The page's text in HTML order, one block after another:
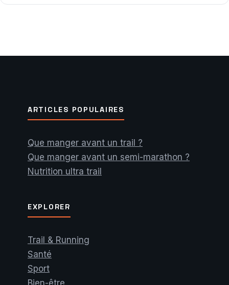
ARTICLES POPULAIRES
Que manger avant un trail ?
Que manger avant un semi-marathon ?
Nutrition ultra trail
EXPLORER
Trail & Running
Santé
Sport
Bien-être